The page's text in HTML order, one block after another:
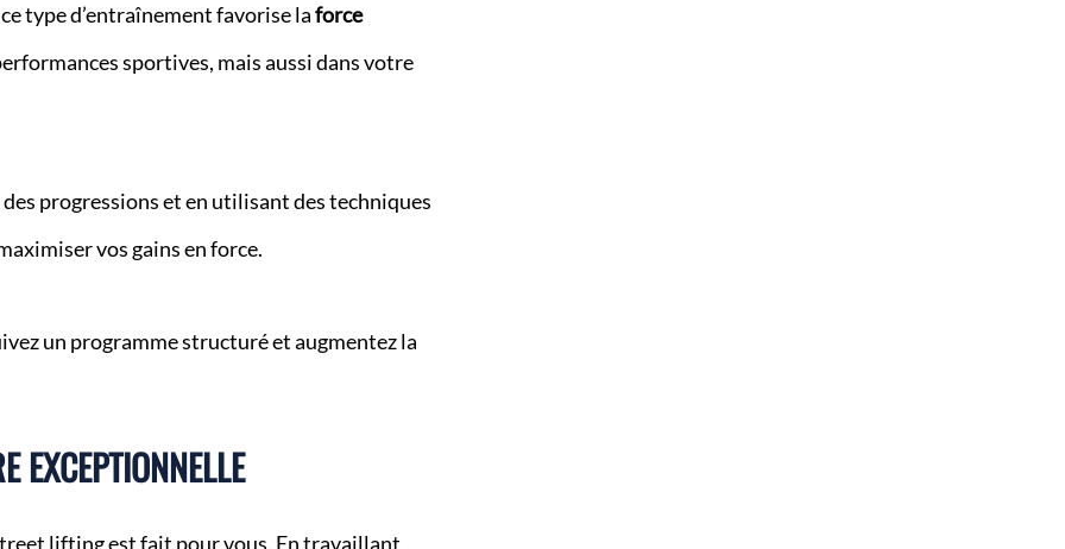
type d’entraînement favorise laforce
sportives, mais aussi dans votre
progressions et en utilisant des techniques
vos gains en force.
un programme structuré et augmentez la
EXCEPTIONNELLE
lifting est fait pour vous. En travaillant